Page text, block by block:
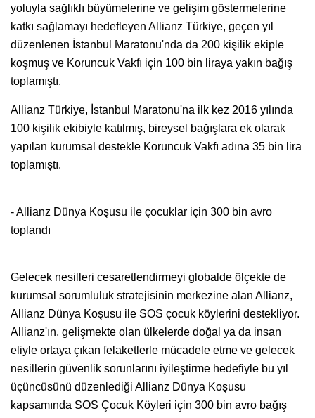
yoluyla sağlıklı büyümelerine ve gelişim göstermelerine
katkı sağlamayı hedefleyen Allianz Türkiye, geçen yıl
düzenlenen İstanbul Maratonu'nda da 200 kişilik ekiple
koşmuş ve Koruncuk Vakfı için 100 bin liraya yakın bağış
toplamıştı.
Allianz Türkiye, İstanbul Maratonu'na ilk kez 2016 yılında
100 kişilik ekibiyle katılmış, bireysel bağışlara ek olarak
yapılan kurumsal destekle Koruncuk Vakfı adına 35 bin lira
toplamıştı.
- Allianz Dünya Koşusu ile çocuklar için 300 bin avro
toplandı
Gelecek nesilleri cesaretlendirmeyi globalde ölçekte de
kurumsal sorumluluk stratejisinin merkezine alan Allianz,
Allianz Dünya Koşusu ile SOS çocuk köylerini destekliyor.
Allianz'ın, gelişmekte olan ülkelerde doğal ya da insan
eliyle ortaya çıkan felaketlerle mücadele etme ve gelecek
nesillerin güvenlik sorunlarını iyileştirme hedefiyle bu yıl
üçüncüsünü düzenlediği Allianz Dünya Koşusu
kapsamında SOS Çocuk Köyleri için 300 bin avro bağış